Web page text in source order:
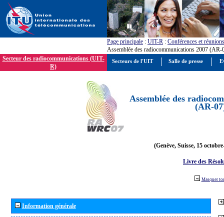
Page principale : UIT-R : Conférences et réunions
Assemblée des radiocommunications 2007 (AR-
Secteur des radiocommunications (UIT-
R)
Assemblée des
(AR-
(Genève, Suisse, 15
Livre des
Masquer
Information générale
Secteurs de l'UIT Salle de presse